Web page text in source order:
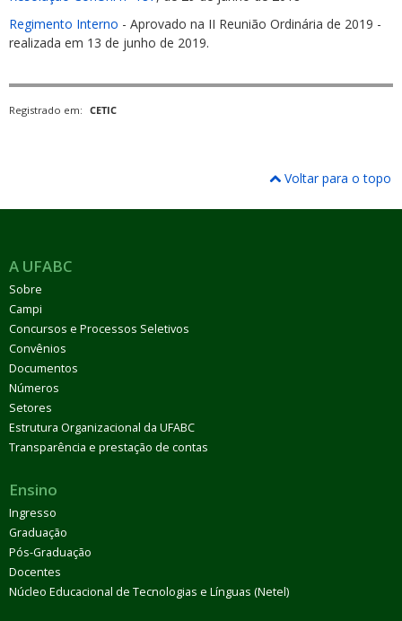
Regimento Interno - Aprovado na II Reunião Ordinária de 2019 -
realizada em 13 de junho de 2019.
Registrado em: CETIC
Voltar para o topo
A UFABC
Sobre
Campi
Concursos e Processos Seletivos
Convênios
Documentos
Números
Setores
Estrutura Organizacional da UFABC
Transparência e prestação de contas
Ensino
Ingresso
Graduação
Pós-Graduação
Docentes
Núcleo Educacional de Tecnologias e Línguas (Netel)